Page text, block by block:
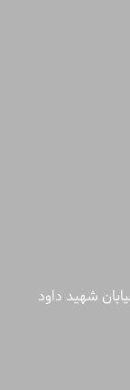
شهید داود